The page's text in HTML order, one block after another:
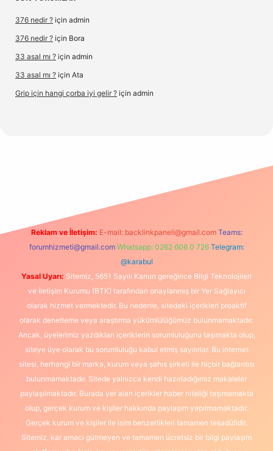
376 nedir ? için admin
376 nedir ? için Bora
33 asal mı ? için admin
33 asal mı ? için Ata
Grip için hangi çorba iyi gelir ? için admin
Reklam ve İletişim: E-mail: backlinkpaneli@gmail.com Teams:
forumhizmeti@gmail.com Whatsapp: 0262 606 0 726 Telegram:
@karabul
Yasal Uyarı: Sitemiz, 5651 Sayılı Kanun gereğince Bilgi Teknolojileri
ve İletişim Kurumu (BTK) tarafından onaylanmış bir Yer Sağlayıcı
olarak hizmet vermektedir. Bu nedenle, sitedeki içerikleri proaktif
olarak denetleme veya araştırma yükümlülüğümüz bulunmamaktadır.
Ancak, üyelerimiz yazdıkları içeriklerin sorumluluğunu taşımakta olup,
siteye üye olarak bu sorumluluğu kabul etmiş sayılırlar. Bu internet
sitesi, herhangi bir marka, kurum veya şahıs şirketi ile hiçbir bağlantısı
bulunmamaktadır. Sitede yalnızca kendi hazırladığımız makaleler
paylaşılmaktadır. Burada yer alan içerikler haber niteliği taşımamakta
olup, gerçek kurum ve kişiler hakkında paylaşım yapılmamaktadır.
Gerçek kurum ve kişiler ile isim benzerlikleri tamamen tesadüfidir.
Sitemiz, kar amacı gütmeyen ve tamamen ücretsiz bir bilgi paylaşım